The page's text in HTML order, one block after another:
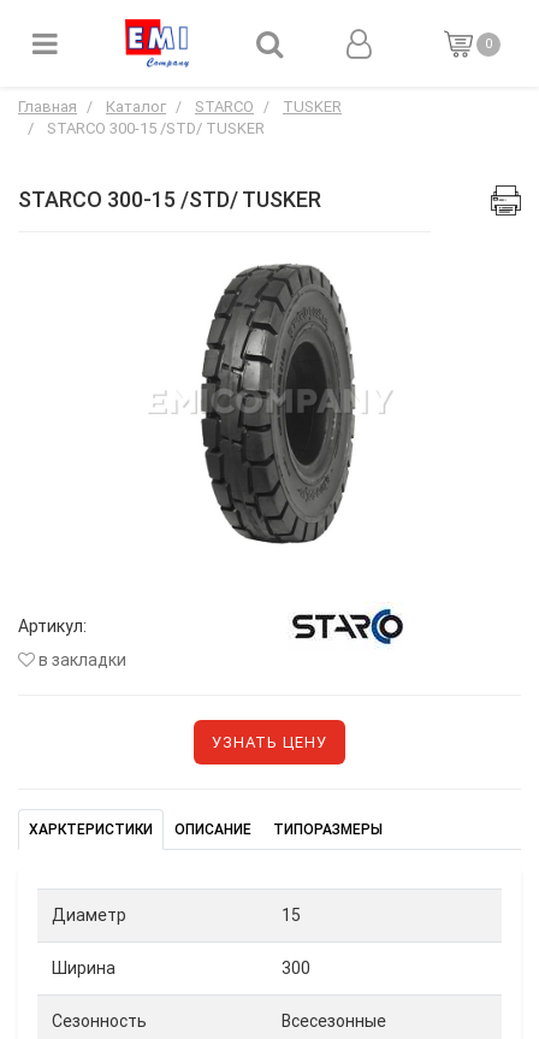
0
Главная Каталог STARCO
TUSKER
STARCO 300-15 /STD/ TUSKER
STARCO 300-15 /STD/ TUSKER
Артикул:
в закладки
УЗНАТЬ ЦЕНУ
ХАРКТЕРИСТИКИ ОПИСАНИЕ ТИПОРАЗМЕРЫ
Диаметр 15
Ширина 300
Сезонность Всесезонные